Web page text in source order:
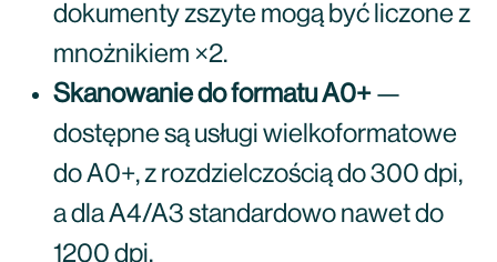
dokumenty zszyte mogą być liczone z
mnożnikiem ×2.
Skanowanie do formatu A0+—
dostępne są usługi wielkoformatowe
do A0+, z rozdzielczością do 300 dpi,
a dla A4/A3 standardowo nawet do
1200 dpi.